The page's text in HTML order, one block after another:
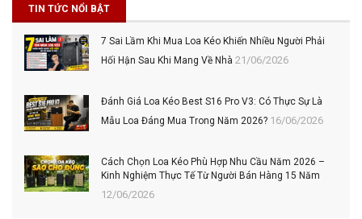
TIN TỨC NỔI BẬT
7 Sai Lầm Khi Mua Loa Kéo Khiến Nhiều Người Phải
Hối Hận Sau Khi Mang Về Nhà 21/06/2026
Đánh Giá Loa Kéo Best S16 Pro V3: Có Thực Sự Là
Mẫu Loa Đáng Mua Trong Năm 2026? 16/06/2026
Cách Chọn Loa Kéo Phù Hợp Nhu Cầu Năm 2026 –
Kinh Nghiệm Thực Tế Từ Người Bán Hàng 15 Năm
12/06/2026